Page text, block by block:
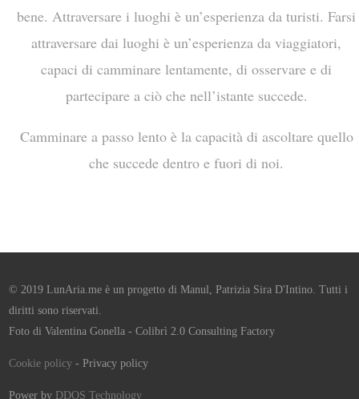
bene. Attraversare i luoghi è un’esperienza da turisti. Farsi
attraversare dai luoghi è un’esperienza da viaggiatori,
capaci di camminare lentamente, di osservare e di
partecipare a ciò che nell’istante succede.
Camminare a passo lento è la capacità di ascoltare quello
che succede dentro e fuori di noi.
© 2019 LunAria.me è un progetto di Manul, Patrizia Sira D'Intino. Tutti i
diritti sono riservati.
Foto di Valentina Gonella - Colibrì 2.0 Consulting Factory
Cookie policy - Privacy policy
Power by DDOS Technology